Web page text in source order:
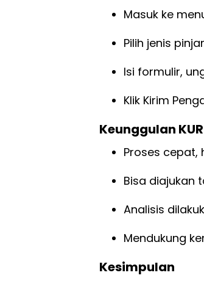
Masuk ke
Pilih jenis
Isi formulir,
Klik Kirim
Keunggulan
Proses cepat,
Bisa diajukan
Analisis
Mendukung
Kesimpulan